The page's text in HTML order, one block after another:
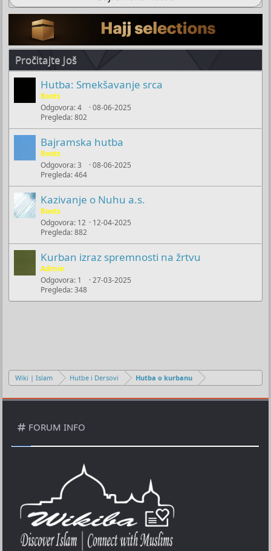
Pročitajte Još
Hutba: Smekšavanje srca
Boots
Odgovora 4
Pregleda 802
08-06-2025
Bajramska hutba
Boots
Odgovora 3
Pregleda 464
08-06-2025
Kazivanje o Nuhu a.s.
Boots
Odgovora 12
Pregleda 882
12-04-2025
Kurban izraz spremnosti na žrtvu
Admin
Odgovora 1
Pregleda 348
27-03-2025
Wiki | Islam Hutbe i Dersovi Hutba o kurbanu
FORUM INFO